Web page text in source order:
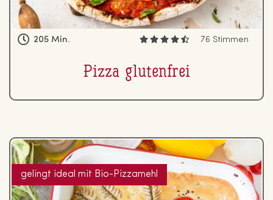
205 Min. 76 Stimmen
Pizza glu­ten­frei
gelingt ideal mit Bio-Pizzamehl